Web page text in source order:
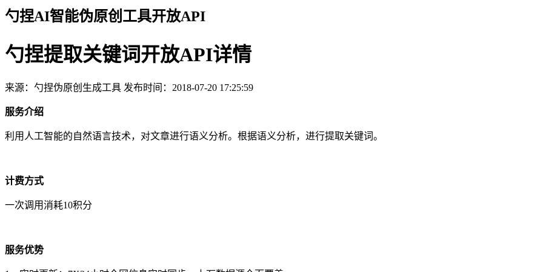
勺捏AI智能伪原创工具开放API
勺捏提取关键词开放API详情
来源：勺捏伪原创生成工具 发布时间：2018-07-20 17:25:59
服务介绍
利用人工智能的自然语言技术，对文章进行语义分析。根据语义分析，进行提取关键词。
计费方式
一次调用消耗10积分
服务优势